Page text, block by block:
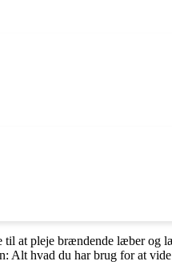
til at pleje brændende læber og
Alt hvad du har brug for at vide